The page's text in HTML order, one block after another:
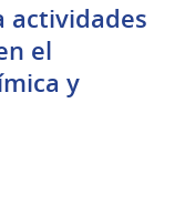
actividades
el
y